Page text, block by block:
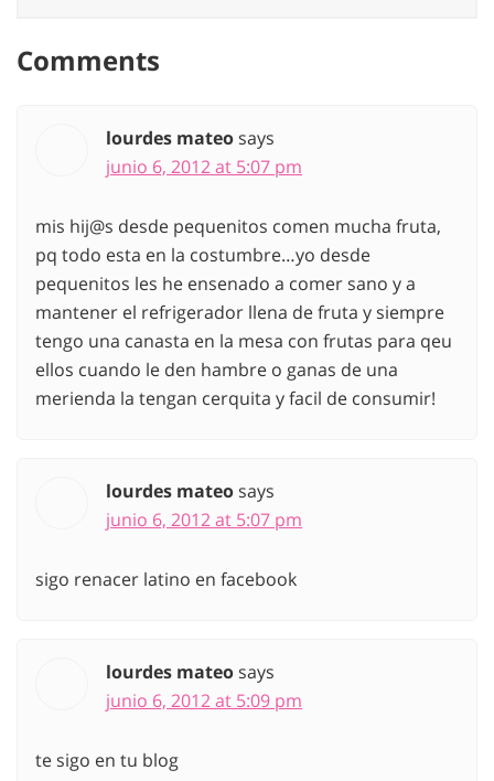
Comments
lourdes mateosays
junio 6, 2012 at 5:07 pm
mis hij@s desde pequenitos comen mucha fruta,
pq todo esta en la costumbre…yo desde
pequenitos les he ensenado a comer sano y a
mantener el refrigerador llena de fruta y siempre
tengo una canasta en la mesa con frutas para qeu
ellos cuando le den hambre o ganas de una
merienda la tengan cerquita y facil de consumir!
lourdes mateosays
junio 6, 2012 at 5:07 pm
sigo renacer latino en facebook
lourdes mateosays
junio 6, 2012 at 5:09 pm
te sigo en tu blog